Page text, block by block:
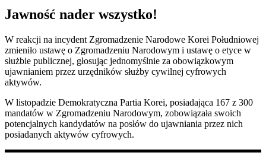
Jawność nader wszystko!
W reakcji na incydent Zgromadzenie Narodowe Korei Południowej
zmieniło ustawę o Zgromadzeniu Narodowym i ustawę o etyce w
służbie publicznej, głosując jednomyślnie za obowiązkowym
ujawnianiem przez urzędników służby cywilnej cyfrowych
aktywów.
W listopadzie Demokratyczna Partia Korei, posiadająca 167 z 300
mandatów w Zgromadzeniu Narodowym, zobowiązała swoich
potencjalnych kandydatów na posłów do ujawniania przez nich
posiadanych aktywów cyfrowych.